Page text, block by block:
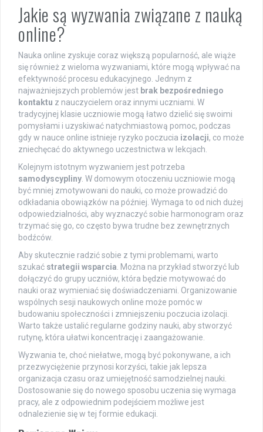
Jakie są wyzwania związane z nauką
online?
Nauka online zyskuje coraz większą popularność, ale wiąże
się również z wieloma wyzwaniami, które mogą wpływać na
efektywność procesu edukacyjnego. Jednym z
najważniejszych problemów jest brak bezpośredniego
kontaktu z nauczycielem oraz innymi uczniami. W
tradycyjnej klasie uczniowie mogą łatwo dzielić się swoimi
pomysłami i uzyskiwać natychmiastową pomoc, podczas
gdy w nauce online istnieje ryzyko poczucia izolacji, co może
zniechęcać do aktywnego uczestnictwa w lekcjach.
Kolejnym istotnym wyzwaniem jest potrzeba
samodyscypliny . W domowym otoczeniu uczniowie mogą
być mniej zmotywowani do nauki, co może prowadzić do
odkładania obowiązków na później. Wymaga to od nich dużej
odpowiedzialności, aby wyznaczyć sobie harmonogram oraz
trzymać się go, co często bywa trudne bez zewnętrznych
bodźców.
Aby skutecznie radzić sobie z tymi problemami, warto
szukać strategii wsparcia . Można na przykład stworzyć lub
dołączyć do grupy uczniów, która będzie motywować do
nauki oraz wymieniać się doświadczeniami. Organizowanie
wspólnych sesji naukowych online może pomóc w
budowaniu społeczności i zmniejszeniu poczucia izolacji.
Warto także ustalić regularne godziny nauki, aby stworzyć
rutynę, która ułatwi koncentrację i zaangażowanie.
Wyzwania te, choć niełatwe, mogą być pokonywane, a ich
przezwyciężenie przynosi korzyści, takie jak lepsza
organizacja czasu oraz umiejętność samodzielnej nauki.
Dostosowanie się do nowego sposobu uczenia się wymaga
pracy, ale z odpowiednim podejściem możliwe jest
odnalezienie się w tej formie edukacji.